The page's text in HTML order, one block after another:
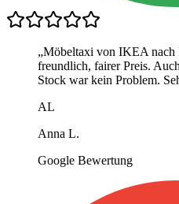
„Möbeltaxi von IKEA nach
freundlich, fairer Preis.
Stock war kein Problem.
AL
Anna L.
Google Bewertung